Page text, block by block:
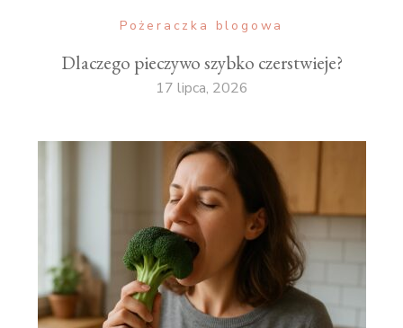
Pożeraczka blogowa
Dlaczego pieczywo szybko czerstwieje?
17 lipca, 2026